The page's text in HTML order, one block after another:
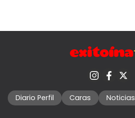
Diario Perfil Caras Noticias